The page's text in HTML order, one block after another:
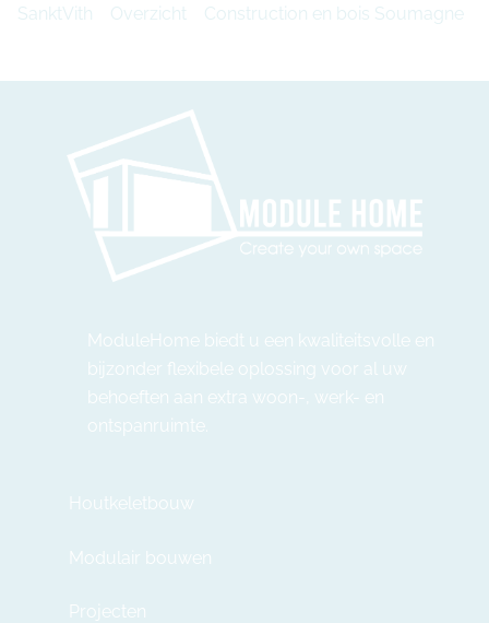
SanktVith
Overzicht Construction en bois Soumagne
ModuleHome biedt u een kwaliteitsvolle en
bijzonder flexibele oplossing voor al uw
behoeften aan extra woon-, werk- en
ontspanruimte.
Houtkeletbouw
Modulair bouwen
Projecten